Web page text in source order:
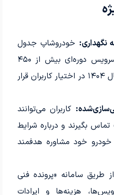
نگهداری: خودروشاپ جدول
کامل هزینه تعویض و سرویس دوره‌ای بیش از ۴۵۰
مدل خودرو را براساس سال ۱۴۰۴ در اختیار کاربران قرار
کاربران می‌توانند
بگیرند و درباره شرایط
خودرو خود مشاوره هدفمند
از طریق سامانه «پرونده فنی
هزینه‌ها و ایرادات